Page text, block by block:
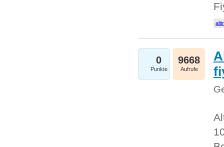
0
Punkte
9668
Aufrufe